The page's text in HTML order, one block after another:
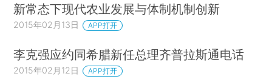
新常态下现代农业发展与体制机制创新
2015年02月13日 APP打开
李克强应约同希腊新任总理齐普拉斯通电话
2015年02月12日 APP打开